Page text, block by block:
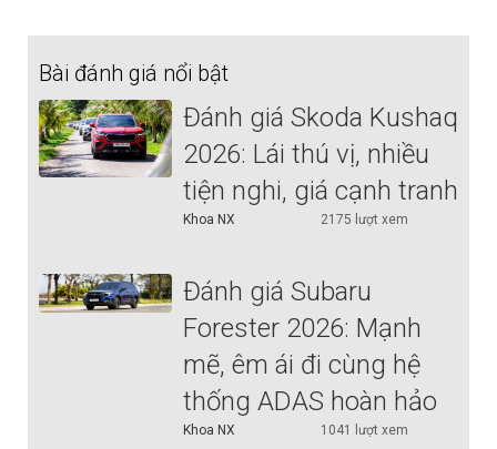
Bài đánh giá nổi bật
Đánh giá Skoda Kushaq
2026: Lái thú vị, nhiều
tiện nghi, giá cạnh tranh
Khoa NX 2175 lượt xem
Đánh giá Subaru
Forester 2026: Mạnh
mẽ, êm ái đi cùng hệ
thống ADAS hoàn hảo
Khoa NX 1041 lượt xem